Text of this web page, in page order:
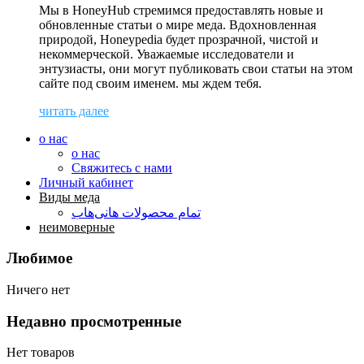
Мы в HoneyHub стремимся предоставлять новые и
обновленные статьи о мире меда. Вдохновленная
природой, Honeypedia будет прозрачной, чистой и
некоммерческой. Уважаемые исследователи и
энтузиасты, они могут публиковать свои статьи на этом
сайте под своим именем. мы ждем тебя.
читать далее
о нас
о нас
Свяжитесь с нами
Личный кабинет
Виды меда
تمام محصولات هانی‌هاب
неимоверные
Любимое
Ничего нет
Недавно просмотренные
Нет товаров